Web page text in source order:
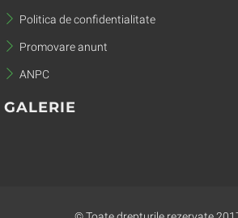
Politica de confidentialitate
Promovare anunt
ANPC
GALERIE